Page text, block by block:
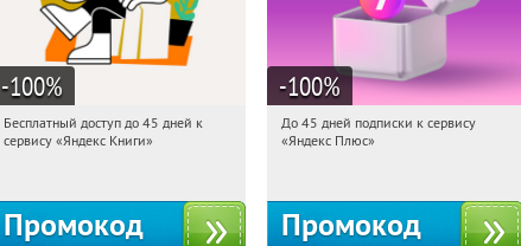
-100%
05:08:11
Получи первым!
Бесплатный доступ до 45 дней к
сервису «Яндекс Книги»
Промокод
-100%
05:08:11 Получили:
До 45 дней подписки к сервису
«Яндекс Плюс»
Промокод